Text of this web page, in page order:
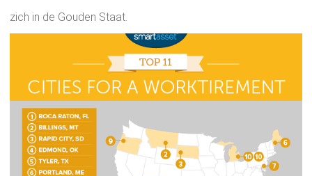
zich in de Gouden Staat.